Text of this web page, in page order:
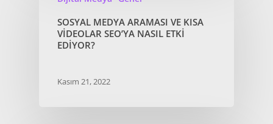
SOSYAL MEDYA ARAMASI VE KISA
VIDEOLAR SEO’YA NASIL ETKI
EDIYOR?
Kasım 21, 2022